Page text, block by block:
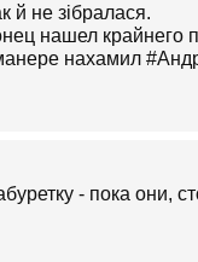
й не зібралася.
нашел крайнего
нахамил
- пока они,